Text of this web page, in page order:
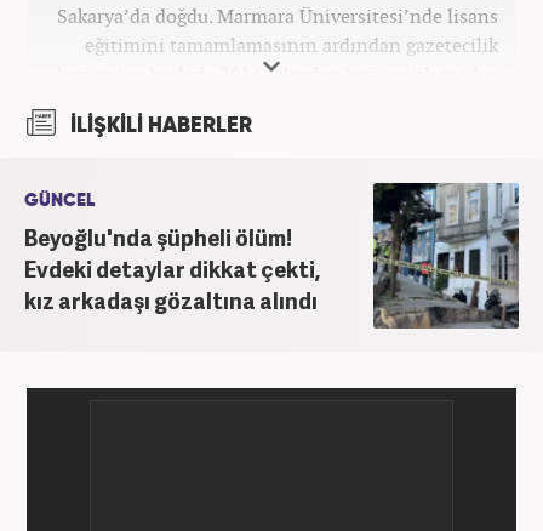
Sakarya’da doğdu. Marmara Üniversitesi’nde lisans
eğitimini tamamlamasının ardından gazetecilik
kariyerine başladı. 2016 yılından beri çeşitli medya
itibaren Haber7’de ‘gündem editörü’ olarak
İLİŞKİLİ HABERLER
GÜNCEL
Beyoğlu'nda şüpheli ölüm!
Evdeki detaylar dikkat çekti,
kız arkadaşı gözaltına alındı